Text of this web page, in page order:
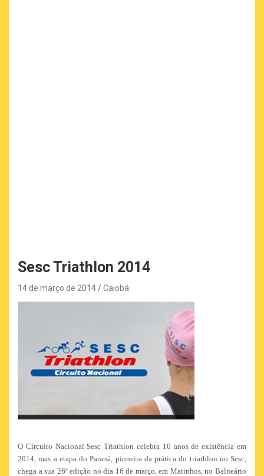
Sesc Triathlon 2014
14 de março de 2014 Caiobá
O Circuito Nacional Sesc Triathlon celebra 10 anos de existência em
2014, mas a etapa do Paraná, pioneira da prática do triathlon no Sesc,
chega a sua 26ª edição no dia 16 de março, em Matinhos, no Balneário